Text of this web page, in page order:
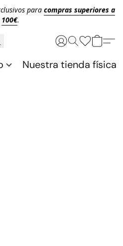
para compras superiores a
100€.
Nuestra tienda física